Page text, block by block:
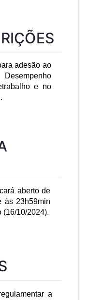
adesão ao
e no
abertode
às23h59min
(16/10/2024).
a